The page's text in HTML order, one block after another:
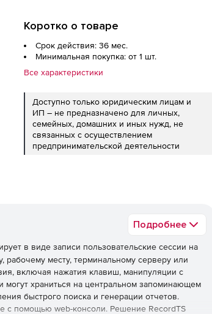
Коротко о товаре
Срок действия: 36 мес.
Минимальная покупка: от 1 шт.
Все характеристики
Доступно только юридическим лицам и
ИП – не предназначено для личных,
семейных, домашних и иных нужд, не
связанных с осуществлением
предпринимательской деятельности
Подробнее
в виде записи пользовательские сессии на
месту, терминальному серверу или
включая нажатия клавиш, манипуляции с
храниться на центральном запоминающем
быстрого поиска и генерации отчетов.
с помощью web-консоли. Решение RecordTS